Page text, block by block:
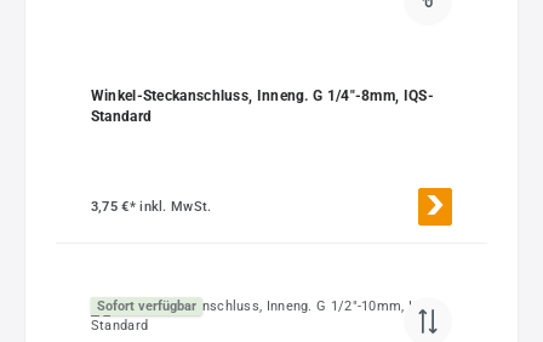
Winkel-Steckanschluss, Inneng. G 1/4"-8mm, IQS-
Standard
3,75 €*inkl. MwSt.
Sofort verfügbar